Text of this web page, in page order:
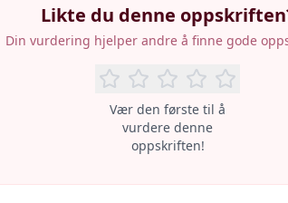
Likte du denne
Din vurdering hjelper andre å finne gode
Vær den første til å
vurdere denne
oppskriften!